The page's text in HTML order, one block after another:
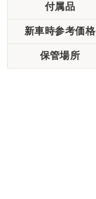
付属品
新車時参考価格
保管場所